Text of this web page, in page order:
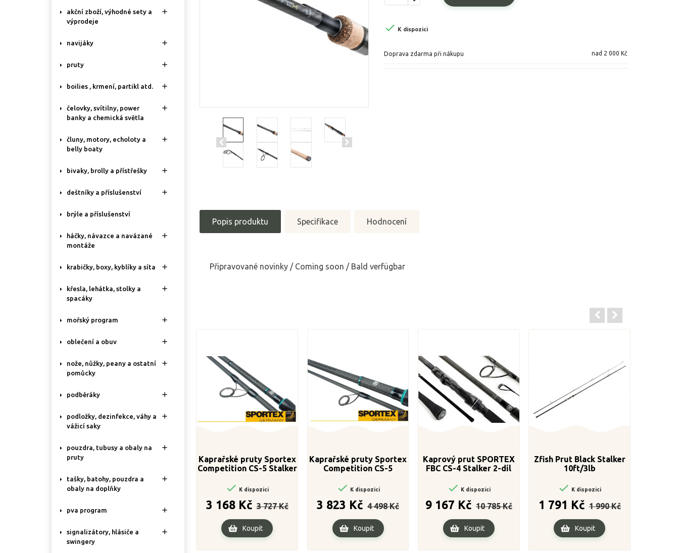
akční zboží, výhodné sety a
výprodeje

navijáky 
pruty 
boilies , krmení, partikl atd. 
čelovky, svítilny, power
banky a chemická světla

čluny, motory, echoloty a
belly boaty

bivaky, brolly a přístřešky 
deštníky a příslušenství 
brýle a příslušenství
háčky, návazce a navázané
montáže

krabičky, boxy, kyblíky a síta 
křesla, lehátka, stolky a
spacáky

mořský program 
oblečení a obuv 
nože, nůžky, peany a ostatní
pomůcky

podběráky 
podložky, dezinfekce, váhy a
vážicí saky

pouzdra, tubusy a obaly na
pruty

tašky, batohy, pouzdra a
obaly na doplňky

pva program 
signalizátory, hlásiče a
swingery

 K dispozici
Doprava zdarma při nákupu nad 2 000 Kč
Popis produktu Specifikace Hodnocení
Připravované novinky / Coming soon / Bald verfügbar
Kaprařské pruty Sportex
Competition CS-5 Stalker
 K dispozici
3 168 Kč cena
3 727 Kč
Cena
Koupit
Kaprařské pruty Sportex
Competition CS-5
3,25lb
 K dispozici
3 823 Kč
cena
4 498 Kč
Koupit
Kaprový prut SPORTEX
FBC CS-4 Stalker 2-díl
 K dispozici
9 167 Kč cena
10 785 Kč
Cena
Koupit
Zfish Prut Black Stalker
10ft/3lb
 K dispozici
1 791 Kč cena
1 990 Kč
Cena
Koupit